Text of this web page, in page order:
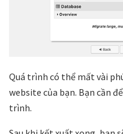
Quá trình có thể mất vài
website của bạn. Bạn cần
trình.